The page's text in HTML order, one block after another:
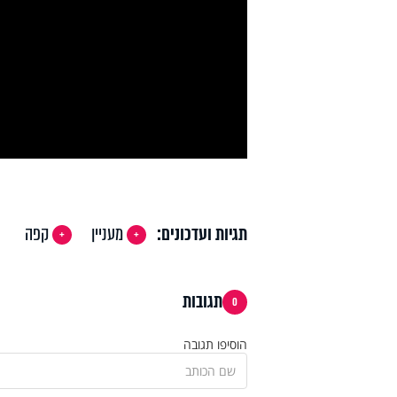
תגיות ועדכונים: מעניין קפה
0 תגובות
הוסיפו תגובה